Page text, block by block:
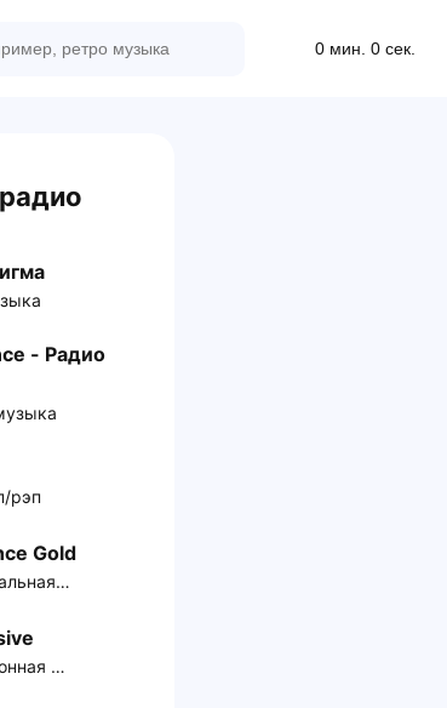
0 мин. 0 сек.
- Радио
рэп
Gold
Танцевальная музыка
Электронная музыка